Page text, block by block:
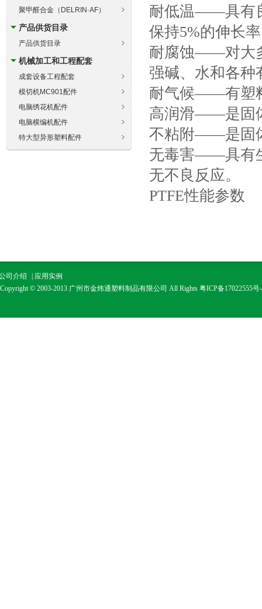
聚甲醛合金（DELRIN·AF）
产品供货目录
产品供货目录
机械加工和工程配套
成套设备工程配套
模切机MC901配件
电脑绣花机配件
电脑横编机配件
特大型异形塑料配件
耐低温——具有
保持5%的伸长
耐腐蚀——对大
强碱、水和各种
耐气候——有塑
高润滑——是固
不粘附——是固
无毒害——具有
无不良反应。
PTFE性能参数
司介绍
应用实例
Copyright © 2003-2013 广州市金炜通塑料制品有限公司 All Rights 粤ICP备17022555号